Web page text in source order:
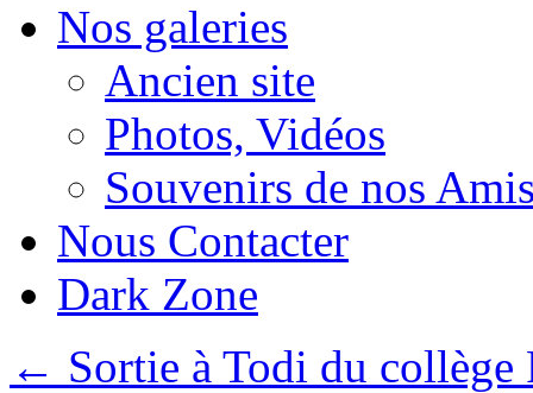
Nos galeries
Ancien site
Photos, Vidéos
Souvenirs de nos
Nous Contacter
Dark Zone
← Sortie à Todi du